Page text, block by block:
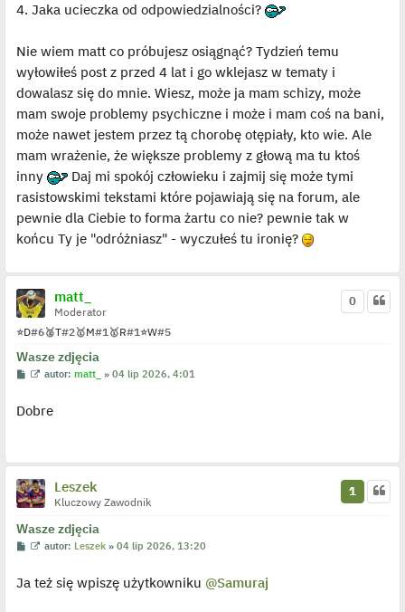
4. Jaka ucieczka od odpowiedzialności?
Nie wiem matt co próbujesz osiągnąć? Tydzień temu
wyłowiłeś post z przed 4 lat i go wklejasz w tematy i
dowalasz się do mnie. Wiesz, może ja mam schizy, może
mam swoje problemy psychiczne i może i mam coś na bani,
może nawet jestem przez tą chorobę otępiały, kto wie. Ale
mam wrażenie, że większe problemy z głową ma tu ktoś
inny
Daj mi spokój człowieku i zajmij się może tymi
rasistowskimi tekstami które pojawiają się na forum, ale
pewnie dla Ciebie to forma żartu co nie? pewnie tak w
końcu Ty je "odróżniasz" - wyczułeś tu ironię?
matt_
Moderator
⭐D#6🥈T#2🥇M#1 🥇R#1⭐W#5
Wasze zdjęcia
0
P
t
W
w
i
p
o
j
e
y
n
c
p
autor:matt_ »04 lip 2026, 4:01
Dobre
Leszek
Kluczowy Zawodnik
Wasze zdjęcia
1
P
t
W
w
i
autor: Leszek »04 lip 2026, 13:20
Ja też się wpiszę użytkowniku @Samuraj